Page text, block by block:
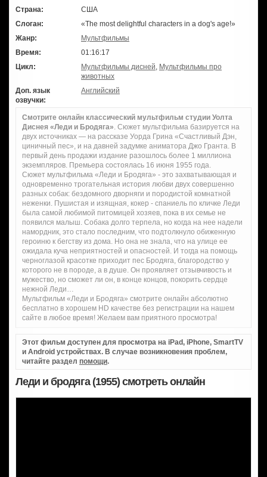
Страна:
США
Слоган:
«The most delightful characters in a dog's age!»
Жанр:
Мультфильмы
Время:
01:16:17
Цикл:
Мультфильмы дисней Мультфильмы про
животных
Доп. язык
озвучки:
Английский
Смотрите онлайн классический мультфильм студии Уолта
Диснея «Леди и Бродяга» . Сюжет мультфильма базируется на
двух источниках — на рассказе Уорда Грина «Счастливый Дэн,
циничный пес», и на давней задумке аниматора Джо Гранта. В
первый день продажи издание разошлось более 1 миллиона
экземпляров. Премьера состоялась 16 июня 1955 года.
Сюжет мультфильма «Леди и Бродяга» - это захватывающая и
одновременно трогательная история любви двух совершенно
разных собак: бездомного дворняги и породистой комнатной
неженки. Пушистая и изящная, кокер - спаниель по кличке Леди
была самой любимой питомицей хозяев, пока в их семье не
появился малыш. Собака долго терпела, но когда на нее надели
намордник, это стало последним, что подтолкнуло обиженную
героиню к бегству из дома. Но она не знала, что на улице ее
ожидала куча неприятностей и опасностей. И тогда на помощь
черноглазой красотке приходит пес Бродяга, благородство у
которого не в породе, а в душе. Он проявляет отзывчивость и
мужество, но сможет ли он, в конце концов, покорить сердце
нежной Леди…
Мультфильм «Леди и Бродяга» смотрите онлайн абсолютно
бесплатно в хорошем HD качестве без регистрации на нашем
сайте в любое время! Желаем вам приятного просмотра!
Этот фильм доступен для просмотра на iPad, iPhone, SmartTV
и Android устройствах. В случае возникновения проблем,
читайте раздел помощи.
Леди и бродяга (1955) смотреть онлайн